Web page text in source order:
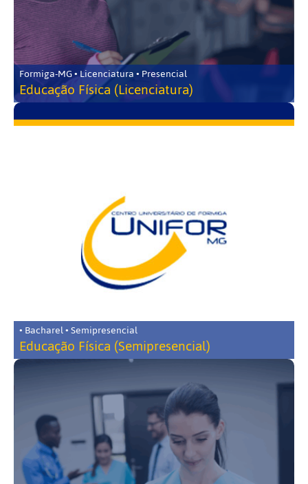
Formiga-MG • Licenciatura • Presencial
Educação Física (Licenciatura)
• Bacharel • Semipresencial
Educação Física (Semipresencial)